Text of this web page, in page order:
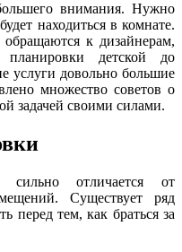
внимания. Нужно
находиться в комнате.
к дизайнерам,
детской до
услуги довольно большие
множество советов о
задачей своими силами.
сильно отличается от
Существует ряд
перед тем, как браться за